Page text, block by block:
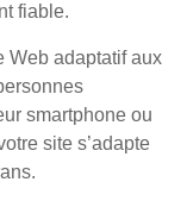
fiable.
Web adaptatif aux
smartphone ou
site s’adapte